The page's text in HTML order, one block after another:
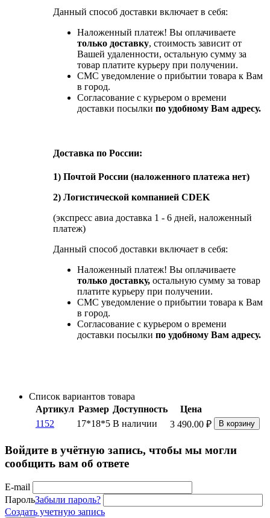
Данный способ доставки включает в себя:
Наложенный платеж! Вы оплачиваете
только доставку, стоимость зависит от
Вашей удаленности, остальную сумму за
товар платите курьеру при получении.
СМС уведомление о прибытии товара к Вам
в город.
Согласование с курьером о времени
доставки посылки по удобному Вам адресу.
Доставка по России:
1) Почтой России (наложенного платежа нет)
2) Логистической компанией CDEK
(экспресс авиа доставка 1 - 6 дней, наложенный
платеж)
Данный способ доставки включает в себя:
Наложенный платеж! Вы оплачиваете
только доставку, остальную сумму за товар
платите курьеру при получении.
СМС уведомление о прибытии товара к Вам
в город.
Согласование с курьером о времени
доставки посылки по удобному Вам адресу.
Список вариантов товара
Артикул Размер Доступность
Цена
1152
17*18*5 В наличии 3 490.00 ₽ В корзину
Войдите в учётную запись, чтобы мы могли
сообщить вам об ответе
E-mail
ПарольЗабыли пароль?
Создать учетную запись